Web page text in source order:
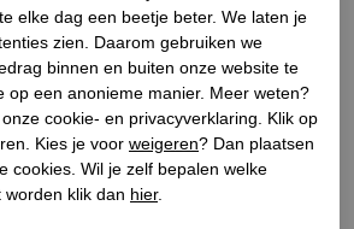
Leer
Rubber
14
elke dag een beetje beter. We laten je
zien. Daarom gebruiken we
binnen en buiten onze website te
op een anonieme manier. Meer weten?
cookie- en privacyverklaring. Klik op
Kies je voor weigeren? Dan plaatsen
cookies. Wil je zelf bepalen welke
klik dan hier.